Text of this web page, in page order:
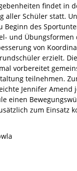
findet in
aller Schüler statt.
Beginn des
und
von
erzielt.
vorbereitet
teilnehmen.
Jennifer Amend
einen
zum Einsatz